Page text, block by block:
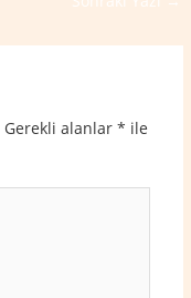
Gerekli alanlar * ile